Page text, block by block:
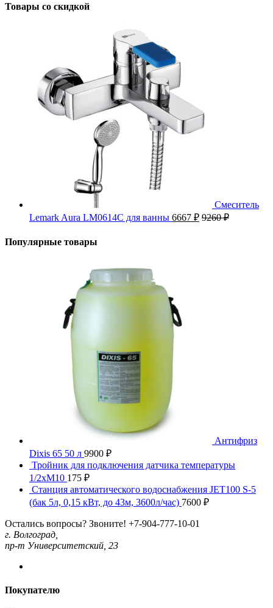
Товары со скидкой
Смеситель
Lemark Aura LM0614C для ванны 6667 ₽ 9260₽
Популярные товары
Антифриз
Dixis 65 50 л 9900 ₽
Тройник для подключения датчика температуры
1/2хМ10 175 ₽
Станция автоматического водоснабжения JET100 S-5
(бак 5л, 0,15 кВт, до 43м, 3600л/час) 7600 ₽
Остались вопросы? Звоните! +7-904-777-10-01
г. Волгоград,
пр-т Университетский, 23
Покупателю